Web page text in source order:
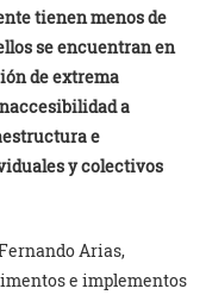
tienen menos de
se encuentran en
de extrema
a
e
y colectivos
Arias,
e implementos